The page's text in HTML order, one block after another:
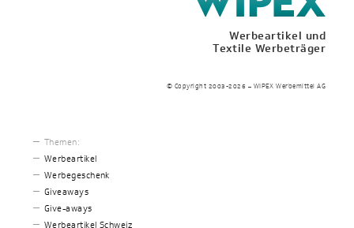
Werbeartikel und
Textile Werbeträger
© Copyright 2003-2026 – WIPEX Werbemittel AG
Themen:
Werbeartikel
Werbegeschenk
Giveaways
Give-aways
Werbeartikel Schweiz